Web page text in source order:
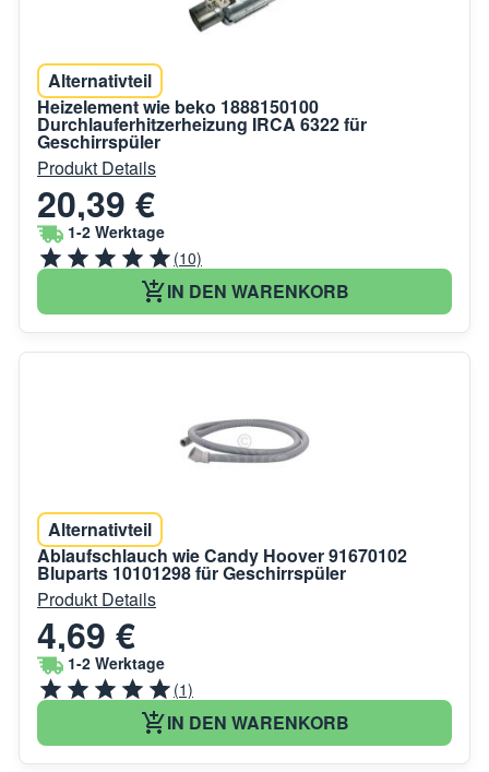
Alternativteil
Heizelement wie beko 1888150100
Durchlauferhitzerheizung IRCA 6322 für
Geschirrspüler
Produkt Details
20,39 €
1-2 Werktage
(10)
IN DEN WARENKORB
Alternativteil
Ablaufschlauch wie Candy Hoover 91670102
Bluparts 10101298 für Geschirrspüler
Produkt Details
4,69 €
1-2 Werktage
(1)
IN DEN WARENKORB